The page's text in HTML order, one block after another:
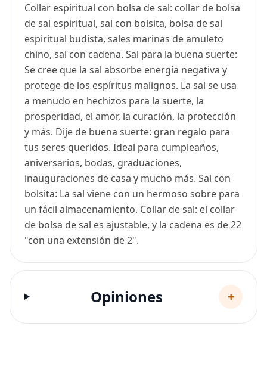
Collar espiritual con bolsa de sal: collar de bolsa
de sal espiritual, sal con bolsita, bolsa de sal
espiritual budista, sales marinas de amuleto
chino, sal con cadena. Sal para la buena suerte:
Se cree que la sal absorbe energía negativa y
protege de los espíritus malignos. La sal se usa
a menudo en hechizos para la suerte, la
prosperidad, el amor, la curación, la protección
y más. Dije de buena suerte: gran regalo para
tus seres queridos. Ideal para cumpleaños,
aniversarios, bodas, graduaciones,
inauguraciones de casa y mucho más. Sal con
bolsita: La sal viene con un hermoso sobre para
un fácil almacenamiento. Collar de sal: el collar
de bolsa de sal es ajustable, y la cadena es de 22
"con una extensión de 2".
Opiniones +